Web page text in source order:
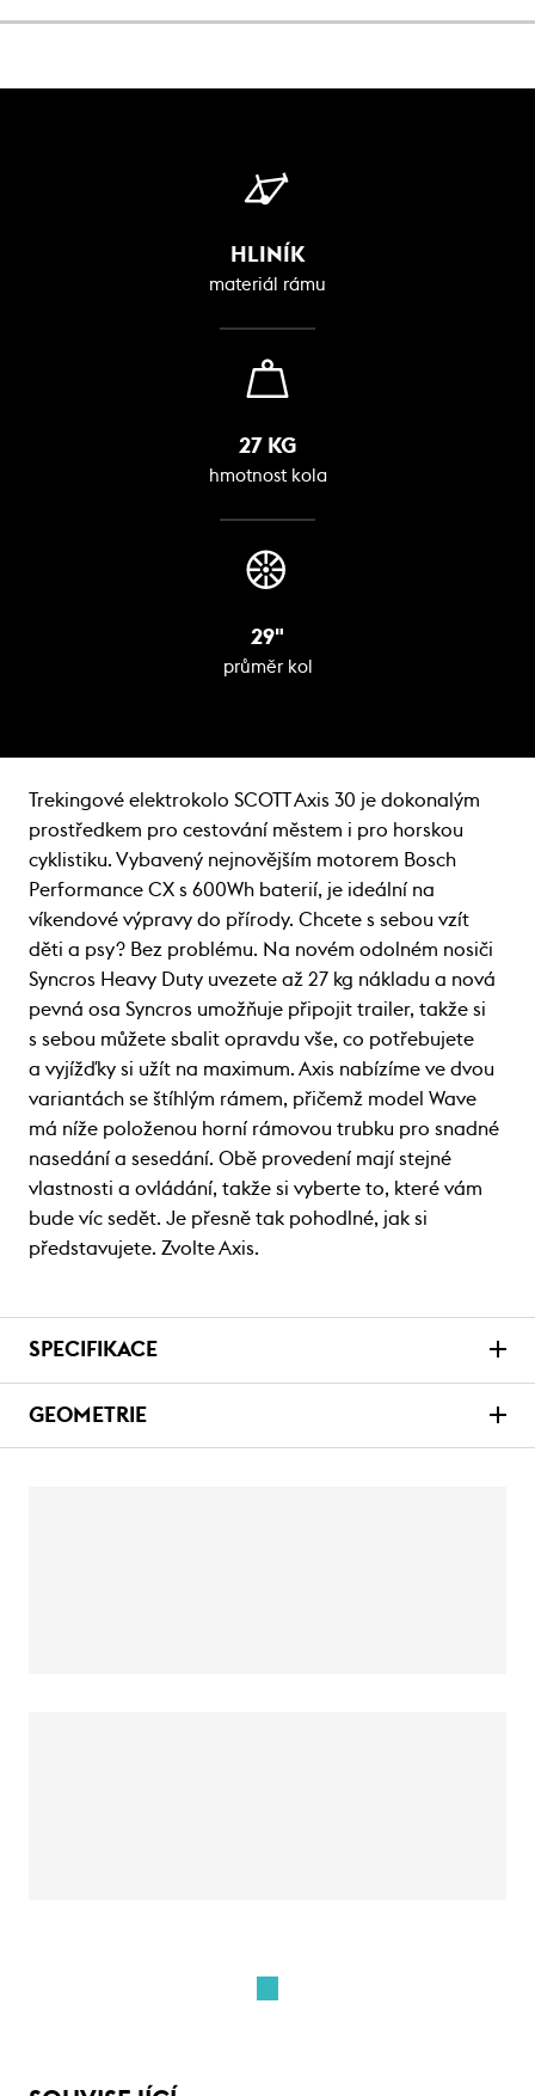
HLINÍK
materiál rámu
27 KG
hmotnost kola
29"
průměr kol
Trekingové elektrokolo SCOTT Axis 30 je dokonalým
prostředkem pro cestování městem i pro horskou
cyklistiku. Vybavený nejnovějším motorem Bosch
Performance CX s 600Wh baterií, je ideální na
víkendové výpravy do přírody. Chcete s sebou vzít
děti a psy? Bez problému. Na novém odolném nosiči
Syncros Heavy Duty uvezete až 27 kg nákladu a nová
pevná osa Syncros umožňuje připojit trailer, takže si
s sebou můžete sbalit opravdu vše, co potřebujete
a vyjížďky si užít na maximum. Axis nabízíme ve dvou
variantách se štíhlým rámem, přičemž model Wave
má níže položenou horní rámovou trubku pro snadné
nasedání a sesedání. Obě provedení mají stejné
vlastnosti a ovládání, takže si vyberte to, které vám
bude víc sedět. Je přesně tak pohodlné, jak si
představujete. Zvolte Axis.
SPECIFIKACE
GEOMETRIE